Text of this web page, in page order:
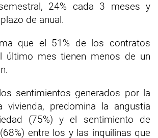
24% cada 3 meses y
de anual.
que el 51% de los contratos
último mes tienen menos de un
sentimientos generados por la
vivienda, predomina la angustia
(75%) y el sentimiento de
entre los y las inquilinas que